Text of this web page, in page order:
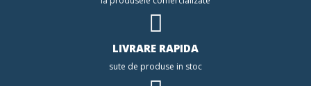
LIVRARE RAPIDA
sute de produse in stoc